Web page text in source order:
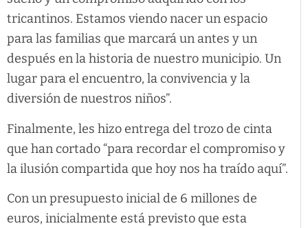
tricantinos. Estamos viendo nacer un espacio
para las familias que marcará un antes y un
después en la historia de nuestro municipio. Un
lugar para el encuentro, la convivencia y la
diversión de nuestros niños”.
Finalmente, les hizo entrega del trozo de cinta
que han cortado “para recordar el compromiso y
la ilusión compartida que hoy nos ha traído aquí”.
Con un presupuesto inicial de 6 millones de
euros, inicialmente está previsto que esta